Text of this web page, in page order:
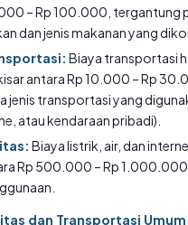
– Rp 100.000, tergantung
dan jenis makanan yang
Biaya transportasi
antara Rp 10.000 – Rp
jenis transportasi yang
atau kendaraan pribadi).
Biaya listrik, air, dan
Rp 500.000 – Rp
dan Transportasi Umum